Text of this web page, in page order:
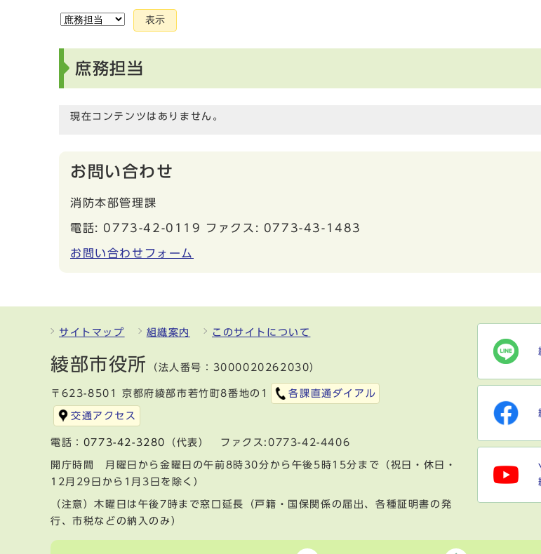
表示
庶務担当
現在コンテンツはありません。
お問い合わせ
消防本部管理課
電話: 0773-42-0119 ファクス: 0773-43-1483
お問い合わせフォーム
サイトマップ 組織案内 このサイトについて
綾部市役所 （法人番号：3000020262030）
〒623-8501 京都府綾部市若竹町8番地の1 各課直通ダイアル
交通アクセス
電話： 0773-42-3280 （代表） ファクス:0773-42-4406
開庁時間 月曜日から金曜日の午前8時30分から午後5時15分まで（祝日・休日・
12月29日から1月3日を除く）
（注意）木曜日は午後7時まで窓口延長（戸籍・国保関係の届出、各種証明書の発
行、市税などの納入のみ）